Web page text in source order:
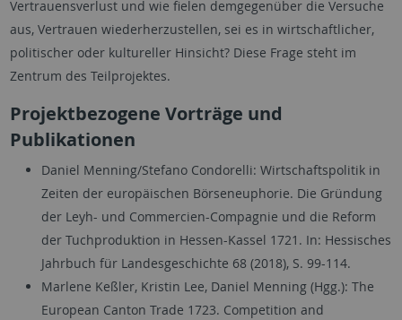
Vertrauensverlust und wie fielen demgegenüber die Versuche
aus, Vertrauen wiederherzustellen, sei es in wirtschaftlicher,
politischer oder kultureller Hinsicht? Diese Frage steht im
Zentrum des Teilprojektes.
Projektbezogene Vorträge und
Publikationen
Daniel Menning/Stefano Condorelli: Wirtschaftspolitik in
Zeiten der europäischen Börseneuphorie. Die Gründung
der Leyh- und Commercien-Compagnie und die Reform
der Tuchproduktion in Hessen-Kassel 1721. In: Hessisches
Jahrbuch für Landesgeschichte 68 (2018), S. 99-114.
Marlene Keßler, Kristin Lee, Daniel Menning (Hgg.): The
European Canton Trade 1723. Competition and